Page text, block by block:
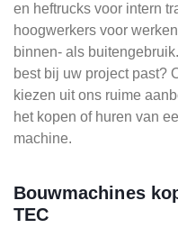
en heftrucks voor intern
hoogwerkers voor
binnen- als
best bij uw project past?
kiezen uit ons ruime
het kopen of huren van
machine.
Bouwmachines
TEC